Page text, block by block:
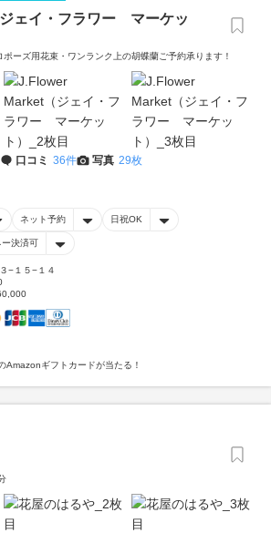
ェイ・フラワー マーケッ
ーズ用花束・ワンランク上の胡蝶蘭ご予約承ります！
口コミ 36件 写真 29枚
ネット予約 日祝OK
ー決済可
−１５−１４
ギフトカードが当たる！